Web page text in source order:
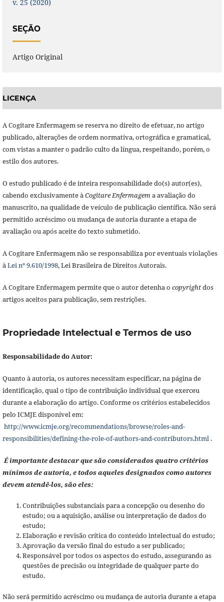
v. 25 (2020)
SEÇÃO
Artigo Original
LICENÇA
A Cogitare Enfermagem se reserva no direito de efetuar, no artigo
publicado, alterações de ordem normativa, ortográfica e gramatical,
com vistas a manter o padrão culto da língua, respeitando, porém, o
estilo dos autores.
O estudo publicado é de inteira responsabilidade do(s) autor(es),
cabendo exclusivamente àCogitare Enfermagema avaliação do
manuscrito, na qualidade de veículo de publicação científica. Não será
permitido acréscimo ou mudança de autoria durante a etapa de
avaliação ou após aceite do texto submetido.
A Cogitare Enfermagem não se responsabiliza por eventuais violações
àLei nº 9.610/1998, Lei Brasileira de Direitos Autorais.
A Cogitare Enfermagem permite que o autor detenha o copyrightdos
artigos aceitos para publicação, sem restrições.
Propriedade Intelectual e Termos de uso
Responsabilidade do Autor:
Quanto à autoria, os autores necessitam especificar, na página de
identificação, qual o tipo de contribuição individual que exerceu
durante a elaboração do artigo. Conforme os critérios estabelecidos
pelo ICMJE disponível em:
http://www.icmje.org/recommendations/browse/roles-and-
responsibilities/defining-the-role-of-authors-and-contributors.html.
É importante destacar que são considerados quatro critérios
mínimos de autoria, e todos aqueles designados como autores
devem atendê-los, são eles:
Contribuições substanciais para a concepção ou desenho do
estudo; ou a aquisição, análise ou interpretação de dados do
estudo;
Elaboração e revisão crítica do conteúdo intelectual do estudo;
Aprovação da versão final do estudo a ser publicado;
Responsável por todos os aspectos do estudo, assegurando as
questões de precisão ou integridade de qualquer parte do
estudo.
Não será permitido acréscimo ou mudança de autoria durante a etapa